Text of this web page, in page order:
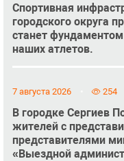
Спортивная
городского округа
станет
наших атлетов.
7 августа 2026 254
В городке Сергиев
жителей с
представителями
«Выездной